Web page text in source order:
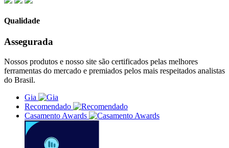
Qualidade
Assegurada
Nossos produtos e nosso site são certificados pelas melhores
ferramentas do mercado e premiados pelos mais respeitados analistas
do Brasil.
Gia
Recomendado
Casamento Awards